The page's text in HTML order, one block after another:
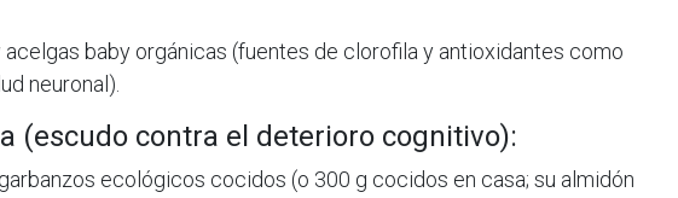
acelgas baby orgánicas (fuentes de clorofila y antioxidantes como
neuronal).
(escudo contra el deterioro cognitivo):
ecológicos cocidos (o 300 g cocidos en casa; su almidón